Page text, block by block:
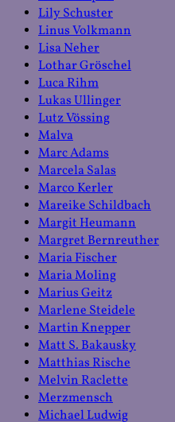
Lily Schuster
Linus Volkmann
Lisa Neher
Lothar Gröschel
Luca Rihm
Lukas Ullinger
Lutz Vössing
Malva
Marc Adams
Marcela Salas
Marco Kerler
Mareike Schildbach
Margit Heumann
Margret Bernreuther
Maria Fischer
Maria Moling
Marius Geitz
Marlene Steidele
Martin Knepper
Matt S. Bakausky
Matthias Rische
Melvin Raclette
Merzmensch
Michael Ludwig